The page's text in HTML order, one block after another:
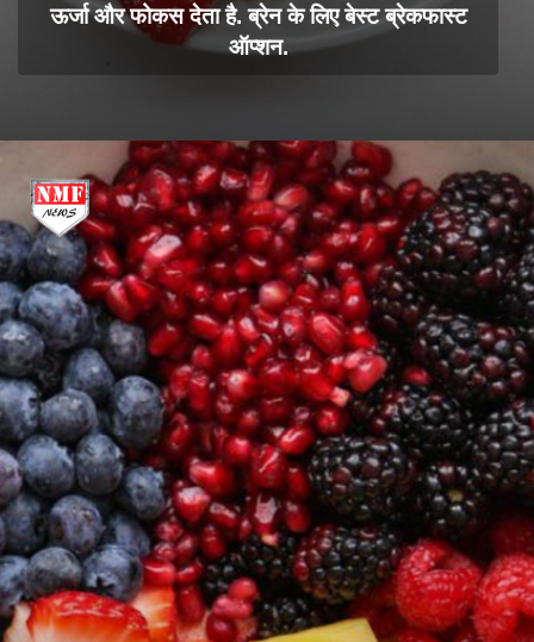
ऊर्जा और फोकस देता है. ब्रेन के लिए बेस्ट ब्रेकफास्ट
ऑप्शन.